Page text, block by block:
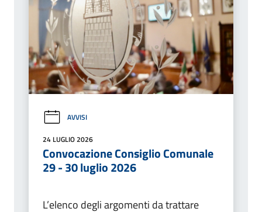
AVVISI
24 LUGLIO 2026
Convocazione Consiglio Comunale
29 - 30 luglio 2026
L’elenco degli argomenti da trattare